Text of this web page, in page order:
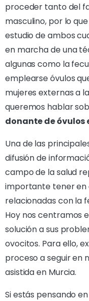
proceder tanto del
masculino, por lo
estudio de ambos
en marcha de una
algunas como la
emplearse óvulos
mujeres externas a
queremos hablar
donante de óvulos
Una de las
difusión de
campo de la salud
importante tener en
relacionadas con la
Hoy nos centramos
solución a sus
ovocitos. Para ello,
proceso a seguir en
asistida en Murcia.
Si estás pensando